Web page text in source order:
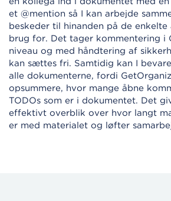
et @mention så I kan arbejde
beskeder til hinanden på de
brug for. Det tager kommentering i
niveau og med håndtering af
kan sættes fri. Samtidig kan I
alle dokumenterne, fordi
opsummere, hvor mange åbne
TODOs som er i dokumentet. Det
effektivt overblik over hvor langt
er med materialet og løfter